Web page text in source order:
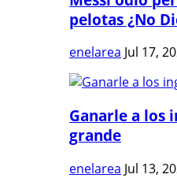
pelotas ¿No
enelarea Jul 17,
Ganarle a los
grande
enelarea Jul 13,